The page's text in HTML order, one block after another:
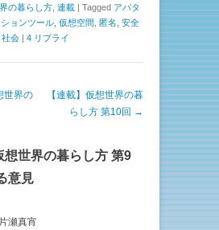
b
o
o
k
で
有
に
は
し
て
く
だ
新
の暮らし方 連載 | Tagged アバタ
ョンツール 仮想空間 匿名 安全
社会 | 4 リプライ
ョン
世界の
【連載】仮想世界の暮
らし方 第10回 →
想世界の暮らし方 第9
意見
片瀬真宵